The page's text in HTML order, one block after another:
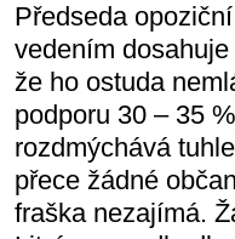
Předseda
vedením
že ho ostuda
podporu 30 – 35
rozdmýchává
přece žádné
fraška nezajímá.